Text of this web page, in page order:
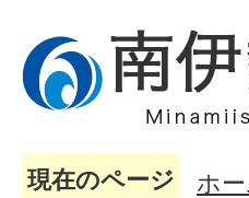
現在のページ ホ